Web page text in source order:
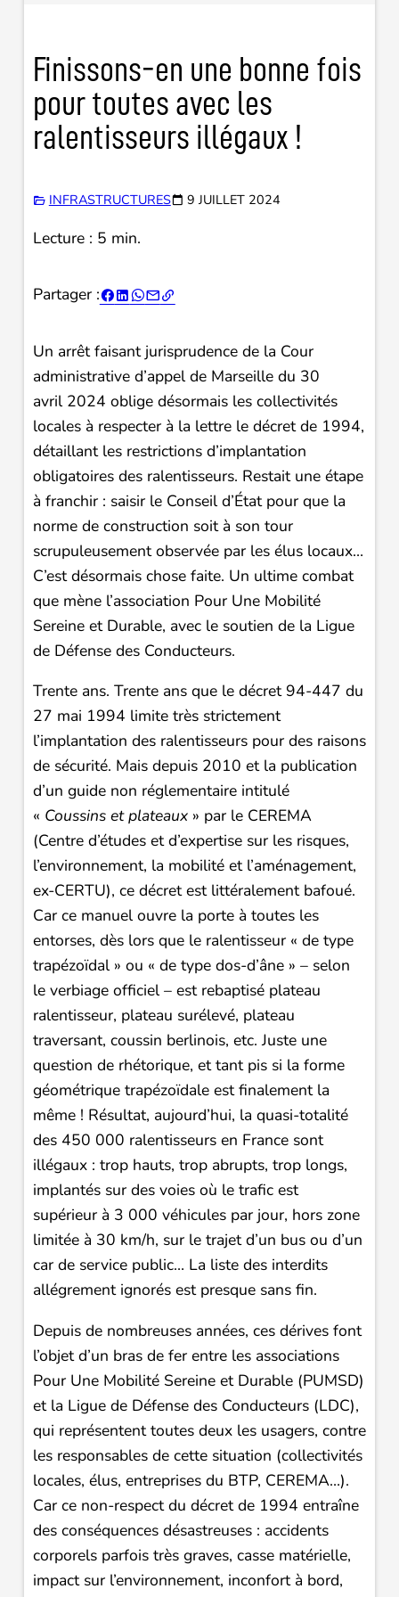
Finissons-en une bonne fois
pour toutes avec les
ralentisseurs illégaux !
INFRASTRUCTURES 9 JUILLET 2024
Lecture : 5 min.
Partager :
Un arrêt faisant jurisprudence de la Cour
administrative d’appel de Marseille du 30
avril 2024 oblige désormais les collectivités
locales à respecter à la lettre le décret de 1994,
détaillant les restrictions d’implantation
obligatoires des ralentisseurs. Restait une étape
à franchir : saisir le Conseil d’État pour que la
norme de construction soit à son tour
scrupuleusement observée par les élus locaux…
C’est désormais chose faite. Un ultime combat
que mène l’association Pour Une Mobilité
Sereine et Durable, avec le soutien de la Ligue
de Défense des Conducteurs.
Trente ans. Trente ans que le décret 94-447 du
27 mai 1994 limite très strictement
l’implantation des ralentisseurs pour des raisons
de sécurité. Mais depuis 2010 et la publication
d’un guide non réglementaire intitulé
« Coussins et plateaux» par le CEREMA
(Centre d’études et d’expertise sur les risques,
l’environnement, la mobilité et l’aménagement,
ex-CERTU), ce décret est littéralement bafoué.
Car ce manuel ouvre la porte à toutes les
entorses, dès lors que le ralentisseur « de type
trapézoïdal » ou « de type dos-d’âne » – selon
le verbiage officiel – est rebaptisé plateau
ralentisseur, plateau surélevé, plateau
traversant, coussin berlinois, etc. Juste une
question de rhétorique, et tant pis si la forme
géométrique trapézoïdale est finalement la
même ! Résultat, aujourd’hui, la quasi-totalité
des 450 000 ralentisseurs en France sont
illégaux : trop hauts, trop abrupts, trop longs,
implantés sur des voies où le trafic est
supérieur à 3 000 véhicules par jour, hors zone
limitée à 30 km/h, sur le trajet d’un bus ou d’un
car de service public… La liste des interdits
allégrement ignorés est presque sans fin.
Depuis de nombreuses années, ces dérives font
l’objet d’un bras de fer entre les associations
Pour Une Mobilité Sereine et Durable (PUMSD)
et la Ligue de Défense des Conducteurs (LDC),
qui représentent toutes deux les usagers, contre
les responsables de cette situation (collectivités
locales, élus, entreprises du BTP, CEREMA…).
Car ce non-respect du décret de 1994 entraîne
des conséquences désastreuses : accidents
corporels parfois très graves, casse matérielle,
impact sur l’environnement, inconfort à bord,